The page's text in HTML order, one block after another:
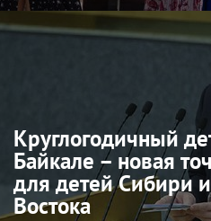
Круглогодичный
Байкале – новая
для детей Сибири
Востока